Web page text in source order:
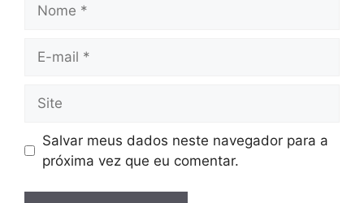
mail
Salvar meus dados neste navegador para a
próxima vez que eu comentar.